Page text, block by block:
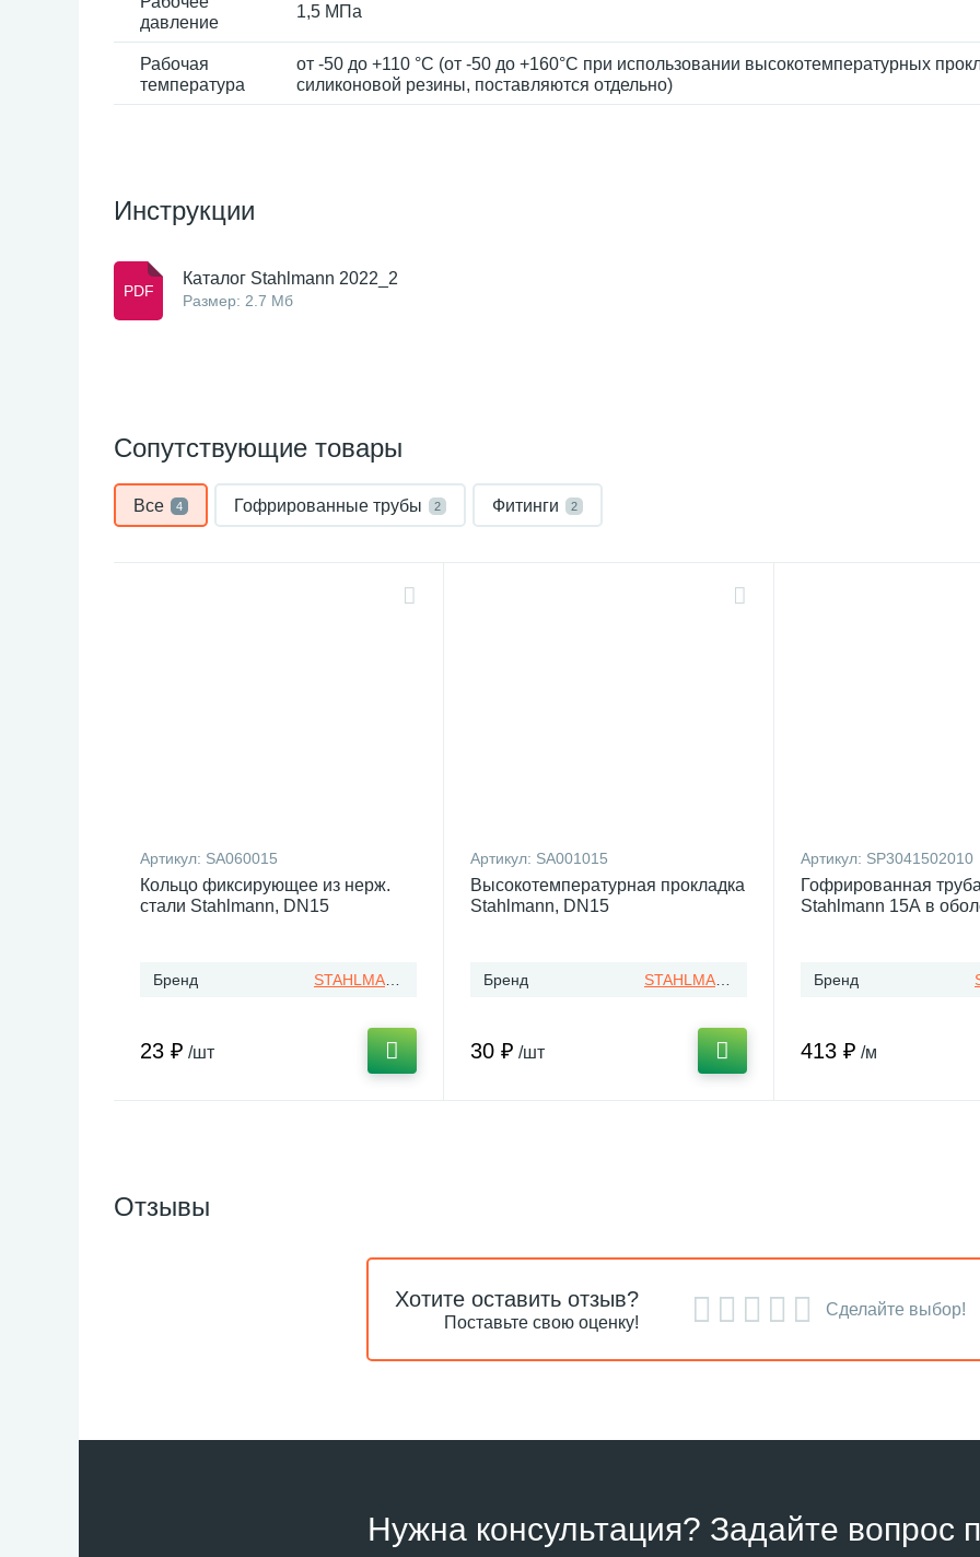
давление
1,5 МПа
Рабочая
температура
от -50 до +110 °С (от -50 до +160°С при использовании высокотемпературных
силиконовой резины, поставляются отдельно)
Инструкции
Каталог Stahlmann 2022_2
Размер: 2.7 Мб
Сопутствующие товары
Все 4 Гофрированные трубы 2 Фитинги 2
Артикул: SA060015
Кольцо фиксирующее из нерж.
стали Stahlmann, DN15
Бренд
23 ₽ /шт
Артикул: SA001015
Высокотемпературная прокладка
Stahlmann, DN15
Бренд
30 ₽ /шт
Артикул: SP3041502010
Гофрированная
Stahlmann 15А в
Бренд
413 ₽ /м
Отзывы
Хотите оставить отзыв?
Поставьте свою оценку!
Сделайте выбор!
Нужна консультация? Задайте вопрос